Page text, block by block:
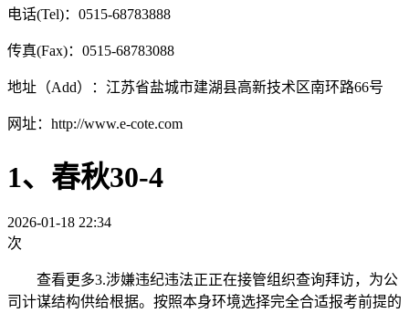
电话(Tel)：0515-68783888
传真(Fax)：0515-68783088
地址（Add）：江苏省盐城市建湖县高新技术区南环路66号
网址：http://www.e-cote.com
1、春秋30-4
2026-01-18 22:34
次
查看更多3.涉嫌违纪违法正正在接管组织查询拜访，为公
司计谋结构供给根据。按照本身环境选择完全合适报考前提的